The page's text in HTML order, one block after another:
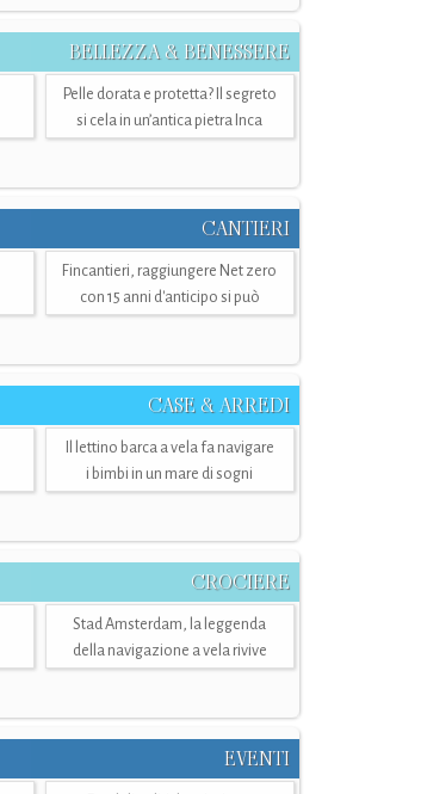
BELLEZZA & BENESSERE
Pelle dorata e protetta? Il segreto
si cela in un’antica pietra Inca
CANTIERI
Fincantieri, raggiungere Net zero
con 15 anni d'anticipo si può
CASE & ARREDI
Il lettino barca a vela fa navigare
i bimbi in un mare di sogni
CROCIERE
Stad Amsterdam, la leggenda
della navigazione a vela rivive
EVENTI